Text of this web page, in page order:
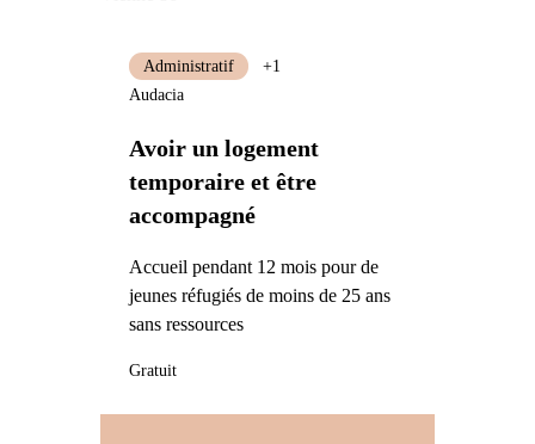
Avoir un logement
temporaire et être
accompagné
Accueil pendant 12 mois pour de
jeunes réfugiés de moins de 25 ans
sans ressources
Administratif
+1
Audacia
Gratuit